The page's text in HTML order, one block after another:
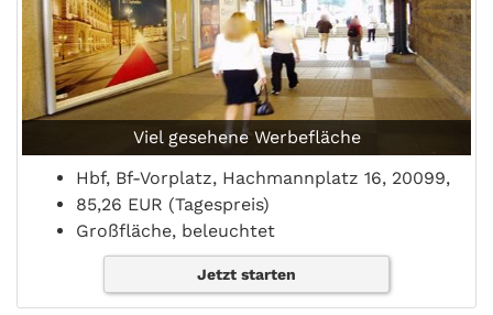
Viel gesehene Werbefläche
Hbf, Bf-Vorplatz, Hachmannplatz 16, 20099,
85,26 EUR (Tagespreis)
Großfläche, beleuchtet
Jetzt starten